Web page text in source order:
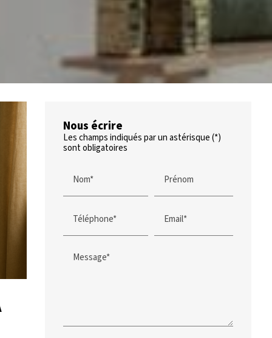
Nous écrire
Les champs indiqués par un astérisque (*)
sont obligatoires
Nom* Prénom
Téléphone* Email*
Message*